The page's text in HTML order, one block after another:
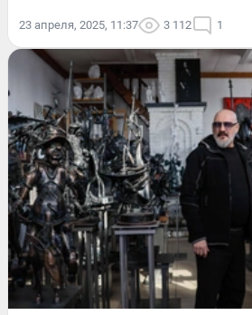
23 апреля, 2025, 11:37 3 112 1